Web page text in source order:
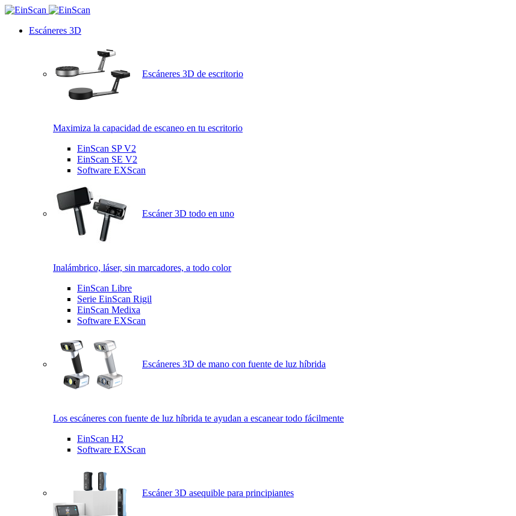
Escáneres 3D
Escáneres 3D de escritorio
Maximiza la capacidad de escaneo en tu escritorio
EinScan SP V2
EinScan SE V2
Software EXScan
Escáner 3D todo en uno
Inalámbrico, láser, sin marcadores, a todo color
EinScan Libre
Serie EinScan Rigil
EinScan Medixa
Software EXScan
Escáneres 3D de mano con fuente de luz híbrida
Los escáneres con fuente de luz híbrida te ayudan a escanear todo fácilmente
EinScan H2
Software EXScan
Escáner 3D asequible para principiantes